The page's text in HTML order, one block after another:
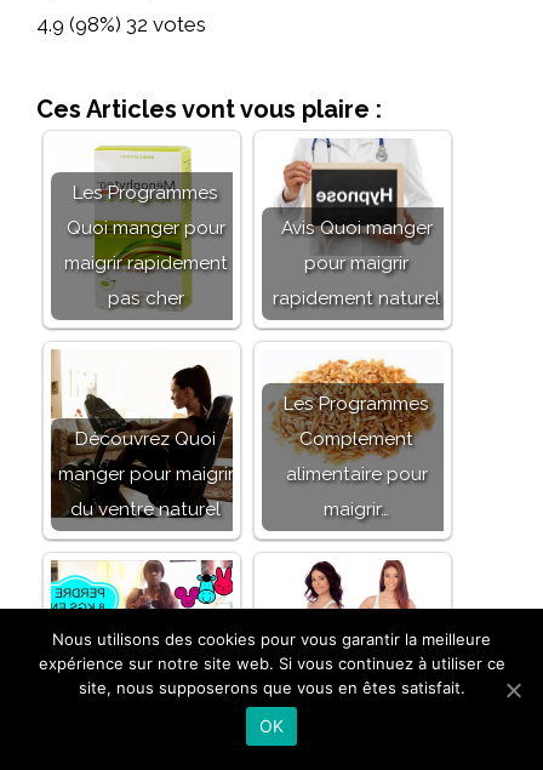
4.9 (98%) 32 votes
Ces Articles vont vous plaire :
Les Programmes
Quoi manger pour
maigrir rapidement
pas cher
Avis Quoi manger
pour maigrir
rapidement naturel
Découvrez Quoi
manger pour maigrir
du ventre naturel
Les Programmes
Complement
alimentaire pour
maigrir…
Avis Menus gratuits
pour maigrir pas
Découvrez Perdre
du poids
rapidement pas cher
Nous utilisons des cookies pour vous garantir la meilleure
expérience sur notre site web. Si vous continuez à utiliser ce
site, nous supposerons que vous en êtes satisfait.
OK